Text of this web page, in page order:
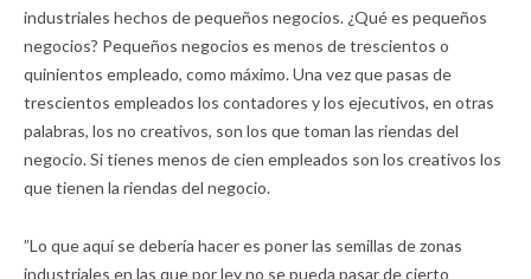
industriales hechos de pequeños negocios. ¿Qué es pequeños
negocios? Pequeños negocios es menos de trescientos o
quinientos empleado, como máximo. Una vez que pasas de
trescientos empleados los contadores y los ejecutivos, en otras
palabras, los no creativos, son los que toman las riendas del
negocio. Si tienes menos de cien empleados son los creativos los
que tienen la riendas del negocio.
”Lo que aquí se debería hacer es poner las semillas de zonas
industriales en las que por ley no se pueda pasar de cierto